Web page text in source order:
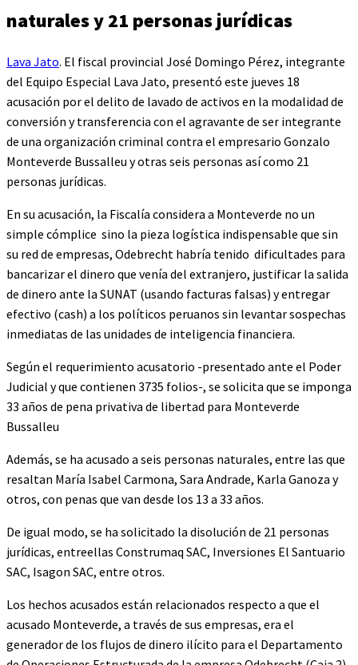
naturales y 21 personas jurídicas
Lava Jato. El fiscal provincial José Domingo Pérez, integrante
del Equipo Especial Lava Jato, presentó este jueves 18
acusación por el delito de lavado de activos en la modalidad de
conversión y transferencia con el agravante de ser integrante
de una organización criminal contra el empresario Gonzalo
Monteverde Bussalleu y otras seis personas así como 21
personas jurídicas.
En su acusación, la Fiscalía considera a Monteverde no un
simple cómplice sino la pieza logística indispensable que sin
su red de empresas, Odebrecht habría tenido dificultades para
bancarizar el dinero que venía del extranjero, justificar la salida
de dinero ante la SUNAT (usando facturas falsas) y entregar
efectivo (cash) a los políticos peruanos sin levantar sospechas
inmediatas de las unidades de inteligencia financiera.
Según el requerimiento acusatorio -presentado ante el Poder
Judicial y que contienen 3735 folios-, se solicita que se imponga
33 años de pena privativa de libertad para Monteverde
Bussalleu
Además, se ha acusado a seis personas naturales, entre las que
resaltan María Isabel Carmona, Sara Andrade, Karla Ganoza y
otros, con penas que van desde los 13 a 33 años.
De igual modo, se ha solicitado la disolución de 21 personas
jurídicas, entreellas Construmaq SAC, Inversiones El Santuario
SAC, Isagon SAC, entre otros.
Los hechos acusados están relacionados respecto a que el
acusado Monteverde, a través de sus empresas, era el
generador de los flujos de dinero ilícito para el Departamento